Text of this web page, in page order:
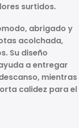
surtidos.
abrigado y
acolchada,
Su diseño
a entregar
mientras
calidez para el